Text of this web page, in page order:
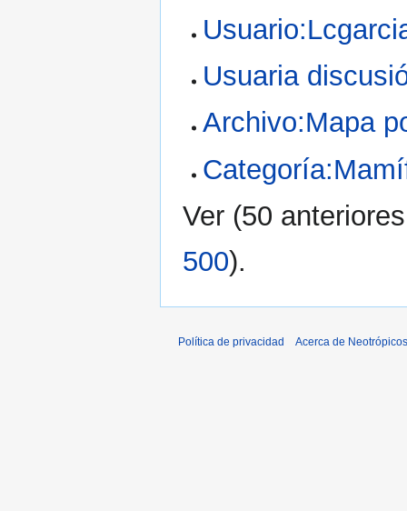
Usuaria
Archivo:Mapa
Ver (50 anteriores
500).
Política de privacidad Acerca de Neotrópicos